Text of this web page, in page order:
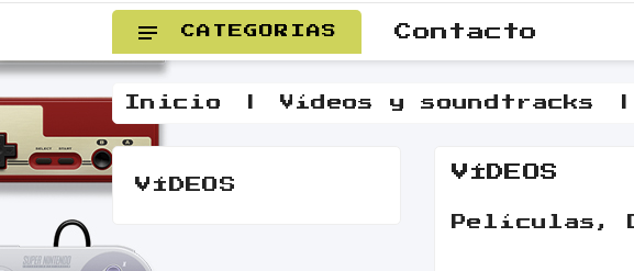
CATEGORIAS Contacto
Inicio Vídeos y soundtracks
VÍDEOS
VÍDEOS
Películas,